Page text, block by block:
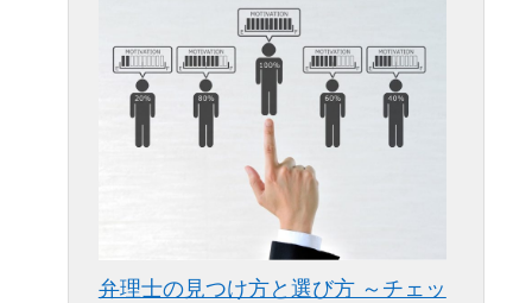
弁理士の見つけ方と選び方 ～チェッ